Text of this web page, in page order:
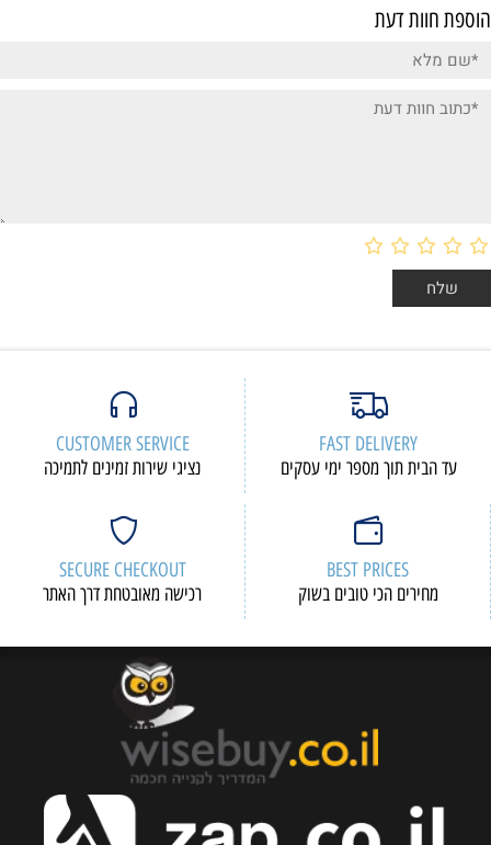
חוות דעת
FAST DELIVERY
עד הבית תוך מספר ימי עסקים
CUSTOMER SERVICE
נציגי שירות זמינים לתמיכה
BEST PRICES
מחירים הכי טובים בשוק
SECURE CHECKOUT
רכישה מאובטחת דרך האתר